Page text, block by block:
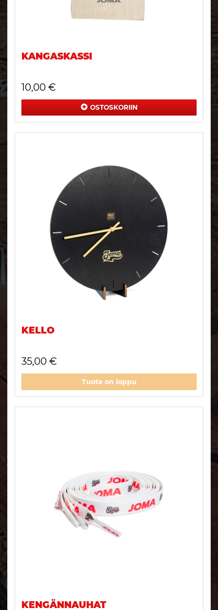
KANGASKASSI
10,00 €
OSTOSKORIIN
KELLO
35,00 €
Tuote on loppu
KENGÄNNAUHAT